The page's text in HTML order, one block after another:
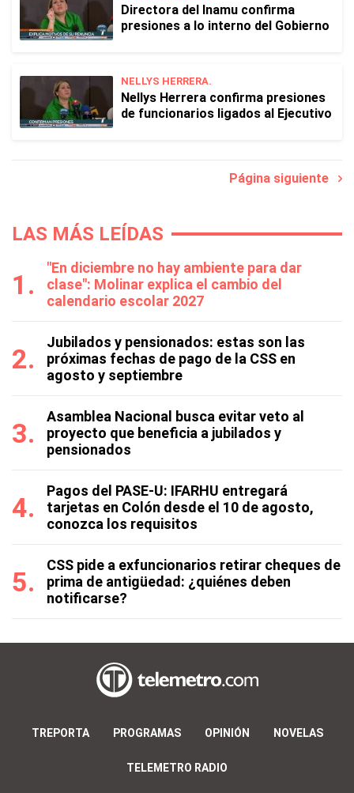
Directora del Inamu confirma
presiones a lo interno del Gobierno
NELLYS HERRERA.
Nellys Herrera confirma presiones
de funcionarios ligados al Ejecutivo
Página siguiente
LAS MÁS LEÍDAS
"En diciembre no hay ambiente para dar
clase": Molinar explica el cambio del
calendario escolar 2027
Jubilados y pensionados: estas son las
próximas fechas de pago de la CSS en
agosto y septiembre
Asamblea Nacional busca evitar veto al
proyecto que beneficia a jubilados y
pensionados
Pagos del PASE-U: IFARHU entregará
tarjetas en Colón desde el 10 de agosto,
conozca los requisitos
CSS pide a exfuncionarios retirar cheques de
prima de antigüedad: ¿quiénes deben
notificarse?
TREPORTA PROGRAMAS OPINIÓN NOVELAS
TELEMETRO RADIO